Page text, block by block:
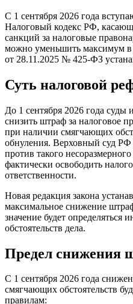
С 1 сентября 2026 года
Налоговый кодекс РФ,
санкций за налоговые
можно уменьшить максимум в
от 28.11.2025 № 425-ФЗ
Суть налоговой
До 1 сентября 2026 года суды
снизить штраф за налоговое
при наличии смягчающих
обнуления. Верховный суд РФ
против такого
фактически освободить
ответственности.
Новая редакция закона
максимальное снижение
значение будет определяться
обстоятельств дела.
Предел снижения
С 1 сентября 2026 года
смягчающих обстоятельств
правилам: